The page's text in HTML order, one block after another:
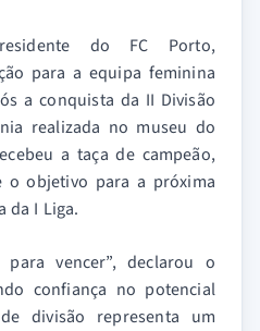
do FC Porto,
para a equipa feminina
a conquista da II Divisão
realizada no museu do
a taça de campeão,
o objetivo para a próxima
da I Liga.
vencer”, declarou o
confiança no potencial
divisão representa um